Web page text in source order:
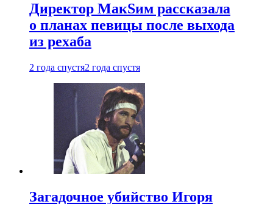
Директор МакSим рассказала
о планах певицы после выхода
из рехаба
2 года спустя2 года спустя
Загадочное убийство Игоря